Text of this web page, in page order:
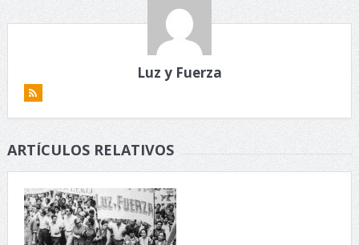
Luz y Fuerza
ARTÍCULOS RELATIVOS